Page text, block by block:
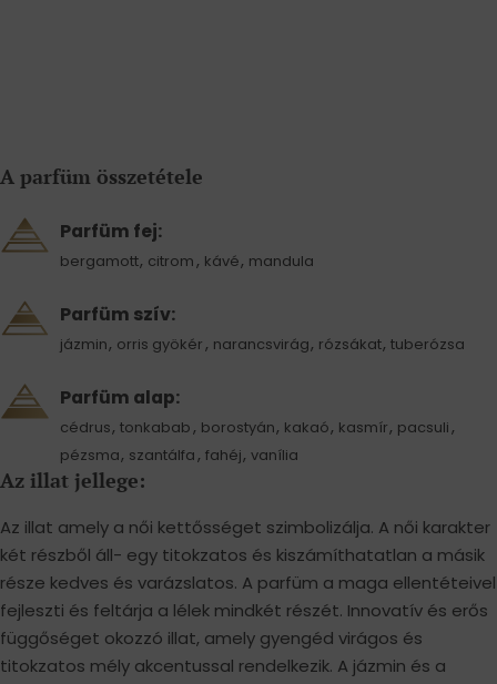
A parfüm összetétele
Parfüm fej:
bergamott, citrom , kávé, mandula
Parfüm szív:
jázmin, orris gyökér , narancsvirág, rózsákat, tuberózsa
Parfüm alap:
cédrus, tonkabab , borostyán, kakaó, kasmír, pacsuli ,
pézsma, szantálfa , fahéj, vanília
Az illat jellege:
Az illat amely a női kettősséget szimbolizálja. A női karakter
két részből áll- egy titokzatos és kiszámíthatatlan a másik
része kedves és varázslatos. A parfüm a maga ellentéteivel
fejleszti és feltárja a lélek mindkét részét. Innovatív és erős
függőséget okozzó illat, amely gyengéd virágos és
titokzatos mély akcentussal rendelkezik. A jázmin és a